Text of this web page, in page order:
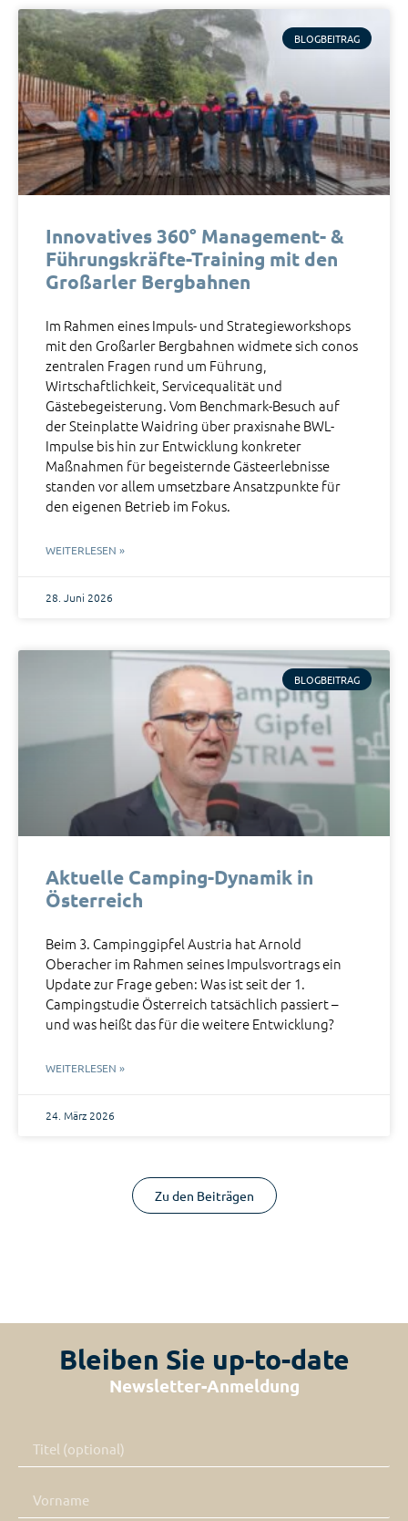
BLOGBEITRAG
Innovatives 360° Management- &
Führungskräfte-Training mit den
Großarler Bergbahnen​
Im Rahmen eines Impuls- und Strategieworkshops
mit den Großarler Bergbahnen widmete sich conos
zentralen Fragen rund um Führung,
Wirtschaftlichkeit, Servicequalität und
Gästebegeisterung. Vom Benchmark-Besuch auf
der Steinplatte Waidring über praxisnahe BWL-
Impulse bis hin zur Entwicklung konkreter
Maßnahmen für begeisternde Gästeerlebnisse
standen vor allem umsetzbare Ansatzpunkte für
den eigenen Betrieb im Fokus.
WEITERLESEN »
28. Juni 2026
BLOGBEITRAG
Aktuelle Camping-Dynamik in
Österreich
Beim 3. Campinggipfel Austria hat Arnold
Oberacher im Rahmen seines Impulsvortrags ein
Update zur Frage geben: Was ist seit der 1.
Campingstudie Österreich tatsächlich passiert –
und was heißt das für die weitere Entwicklung?
WEITERLESEN »
24. März 2026
Zu den Beiträgen
Bleiben Sie up-to-date
Newsletter-Anmeldung